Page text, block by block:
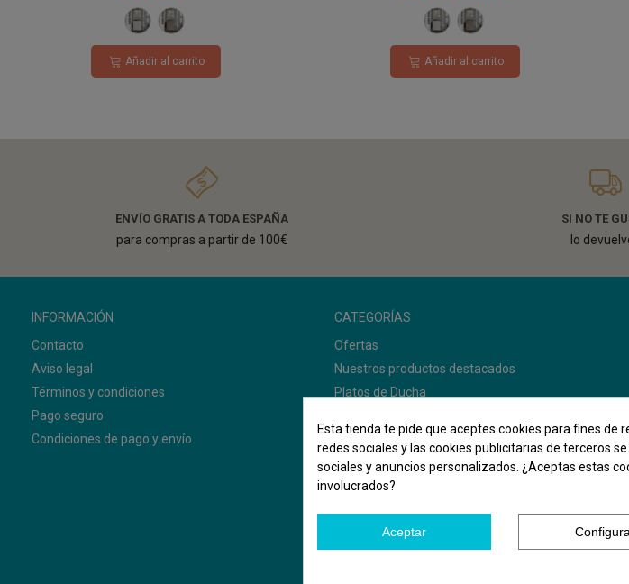
BlancoRoble
Hércules
Añadir al carrito
BlancoRoble
Hércules
Añadir al carrito
ENVÍO GRATIS A TODA ESPAÑA
para compras a partir de 100€
SI NO TE
lo
INFORMACIÓN
Contacto
Aviso legal
Términos y condiciones
Pago seguro
Condiciones de pago y envío
CATEGORÍAS
Ofertas
Nuestros productos destacados
Platos de Ducha
Muebles de baño
Esta tienda te pide que aceptes cookies para fines de
redes sociales y las cookies publicitarias de terceros
sociales y anuncios personalizados. ¿Aceptas estas
involucrados?
Aceptar